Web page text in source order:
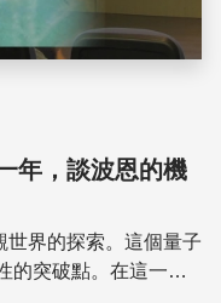
年，談波恩的機
世界的探索。這個量子
的突破點。在這一